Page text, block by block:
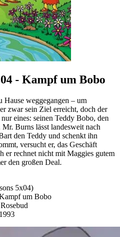
- Kampf um Bobo
weggegangen – um
zwar sein Ziel erreicht, doch der
eines: seinen Teddy Bobo, den
Mr. Burns lässt landesweit nach
den Teddy und schenkt ihn
versucht er, das Geschäft
er rechnet nicht mit Maggies gutem
den großen Deal.
5x04)
um Bobo
Rosebud